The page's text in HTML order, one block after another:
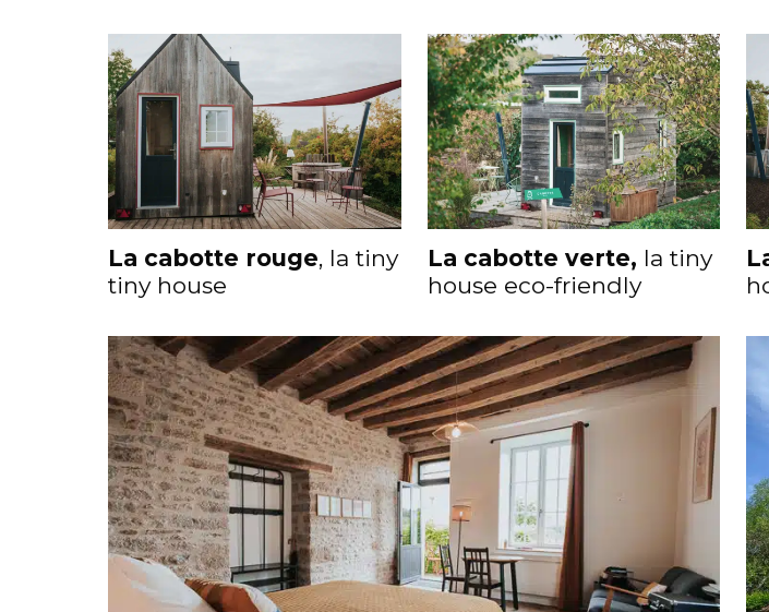
La cabotte rouge, la tiny
tiny house
La cabotte verte, la tiny
house eco-friendly